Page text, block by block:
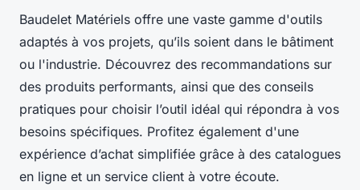
Baudelet Matériels offre une vaste gamme d'outils
adaptés à vos projets, qu’ils soient dans le bâtiment
ou l'industrie. Découvrez des recommandations sur
des produits performants, ainsi que des conseils
pratiques pour choisir l’outil idéal qui répondra à vos
besoins spécifiques. Profitez également d'une
expérience d’achat simplifiée grâce à des catalogues
en ligne et un service client à votre écoute.